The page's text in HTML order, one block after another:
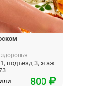
подъезд 3, этаж
800